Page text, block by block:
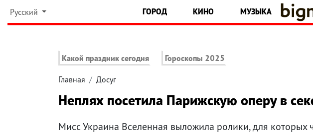
Русский ГОРОД КИНО МУЗЫКА
Какой праздник сегодня Гороскопы 2025
Главная Досуг
Неплях посетила Парижскую оперу в
Мисс Украина Вселенная выложила ролики, для которых